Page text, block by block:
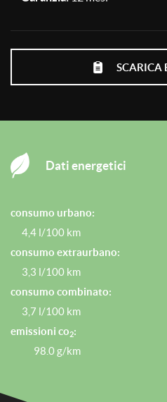
SCARICA
Dati energetici
consumo urbano:
4,4 l/100 km
consumo extraurbano:
3,3 l/100 km
consumo combinato:
3,7 l/100 km
emissioni co2:
98.0 g/km